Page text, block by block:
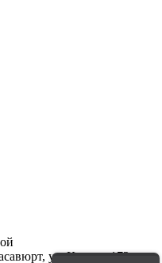
ул. Кирова 172